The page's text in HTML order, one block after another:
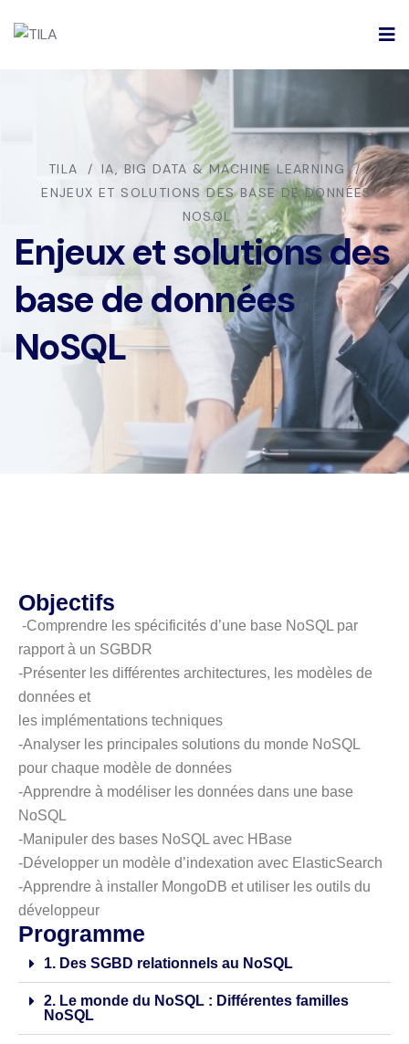
TILA
IA, BIG DATA & MACHINE LEARNING
ENJEUX ET SOLUTIONS DES BASE DE DONNÉES
NOSQL
Enjeux et solutions des
base de données
NoSQL
Objectifs
-Comprendre les spécificités d’une base NoSQL par
rapport à un SGBDR
-Présenter les différentes architectures, les modèles de
données et
les implémentations techniques
-Analyser les principales solutions du monde NoSQL
pour chaque modèle de données
-Apprendre à modéliser les données dans une base
NoSQL
-Manipuler des bases NoSQL avec HBase
-Développer un modèle d’indexation avec ElasticSearch
-Apprendre à installer MongoDB et utiliser les outils du
développeur
Programme
1. Des SGBD relationnels au NoSQL
2. Le monde du NoSQL : Différentes familles
NoSQL